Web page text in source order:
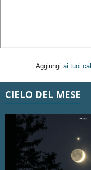
Aggiungi ai tuoi
CIELO DEL MESE